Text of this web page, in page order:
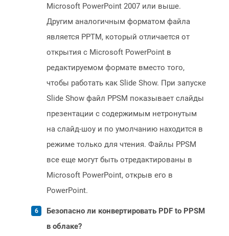
Microsoft PowerPoint 2007 или выше.
Другим аналогичным форматом файла
является PPTM, который отличается от
открытия с Microsoft PowerPoint в
редактируемом формате вместо того,
чтобы работать как Slide Show. При запуске
Slide Show файл PPSM показывает слайды
презентации с содержимым нетронутым
на слайд-шоу и по умолчанию находится в
режиме только для чтения. Файлы PPSM
все еще могут быть отредактированы в
Microsoft PowerPoint, открыв его в
PowerPoint.
Безопасно ли конвертировать PDF to PPSM
в облаке?